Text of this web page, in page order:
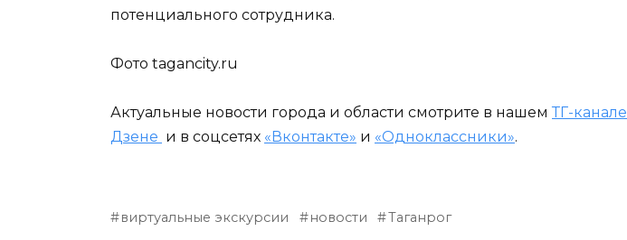
потенциального сотрудника.
Фото tagancity.ru
Актуальные новости города и области смотрите в нашем ТГ-канале
Дзене и в соцсетях «Вконтакте» и «Одноклассники».
виртуальные экскурсии новости Таганрог